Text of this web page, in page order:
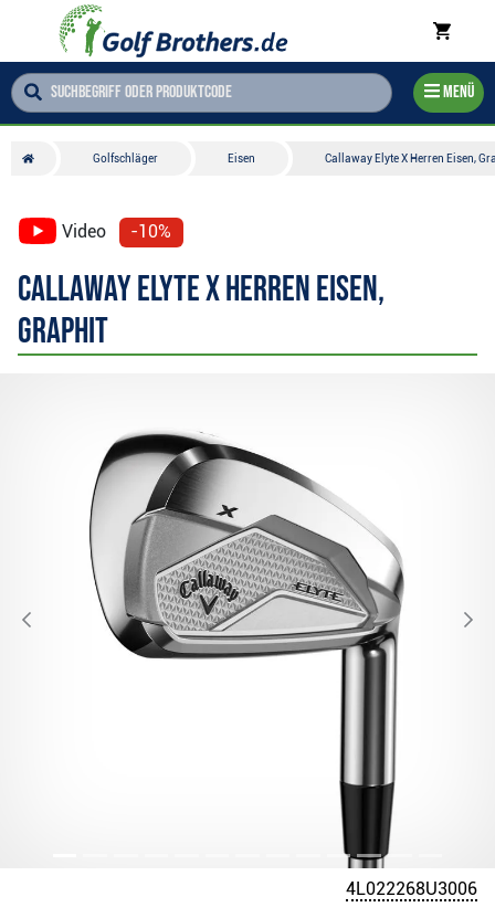
Menü
Golfschläger Eisen Callaway Elyte X Herren Eisen,
Video -10%
Callaway Elyte X Herren Eisen,
Graphit
4L022268U3006